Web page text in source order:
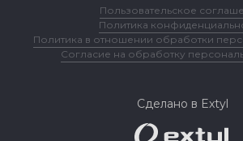
Пользовательское
Политика
Политика в отношении обработки
Согласие на обработку
Сделано в Extyl